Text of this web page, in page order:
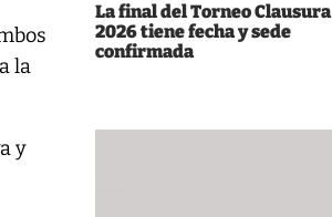
La final del Torneo Clausura
2026 tiene fecha y sede
confirmada
la
y